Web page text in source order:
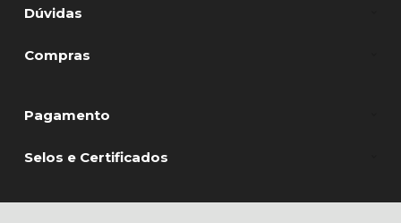
Dúvidas
Compras
Pagamento
Selos e Certificados